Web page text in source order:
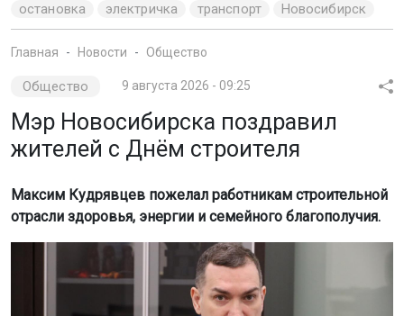
остановка электричка транспорт Новосибирск
Главная Новости Общество
Общество 9 августа 2026 - 09:25
Мэр Новосибирска поздравил
жителей с Днём строителя
Максим Кудрявцев пожелал работникам строительной
отрасли здоровья, энергии и семейного благополучия.